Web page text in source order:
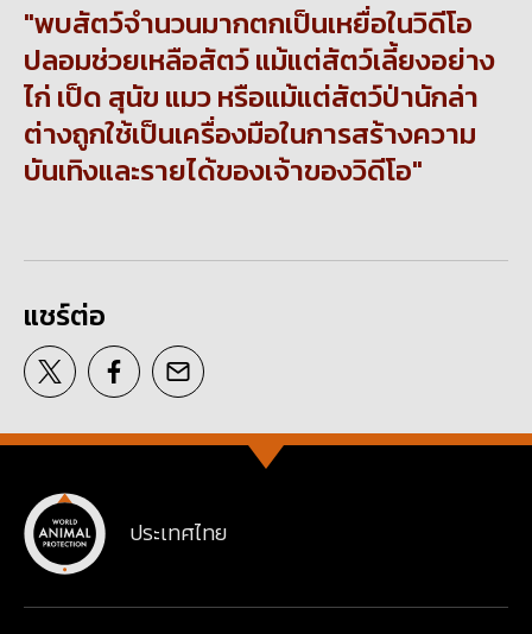
พบสัตว์จำนวนมากตกเป็นเหยื่อในวิดีโอ
ปลอมช่วยเหลือสัตว์ แม้แต่สัตว์เลี้ยงอย่าง
ไก่ เป็ด สุนัข แมว หรือแม้แต่สัตว์ป่านักล่า
ต่างถูกใช้เป็นเครื่องมือในการสร้างความ
บันเทิงและรายได้ของเจ้าของวิดีโอ
แชร์ต่อ
ประเทศไทย